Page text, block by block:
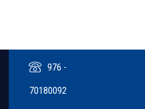
976 -
70180092